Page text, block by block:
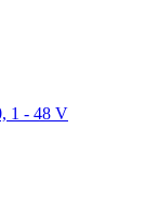
1 - 48 V